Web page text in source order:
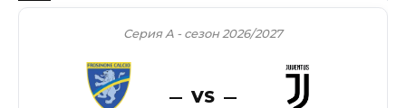
Серия А - сезон 2026/2027
VS